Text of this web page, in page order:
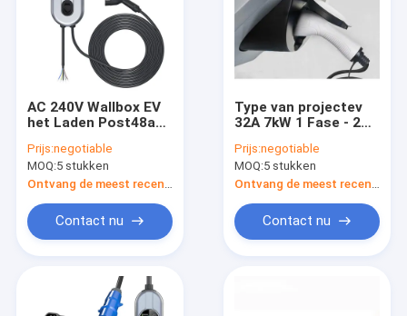
AC 240V Wallbox EV
het Laden Post48a
van de Elektrisch
voertuigev Auto 1M
Hard-Wired
Prijs:negotiable
MOQ:5 stukken
Contact nu
Type van projectev
32A 7kW 1 Fase - 2
het Laden Kabel 5m
Prijs:negotiable
MOQ:5 stukken
Contact nu